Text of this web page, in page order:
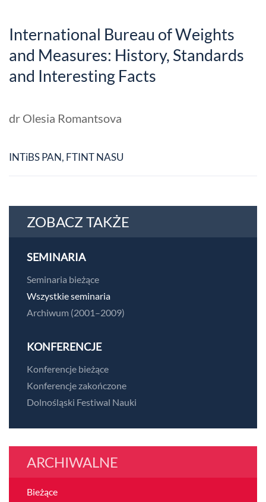
International Bureau of Weights
and Measures: History, Standards
and Interesting Facts
dr Olesia Romantsova
INTiBS PAN, FTINT NASU
ZOBACZ TAKŻE
SEMINARIA
Seminaria bieżące
Wszystkie seminaria
Archiwum (2001–2009)
KONFERENCJE
Konferencje bieżące
Konferencje zakończone
Dolnośląski Festiwal Nauki
ARCHIWALNE
Bieżące